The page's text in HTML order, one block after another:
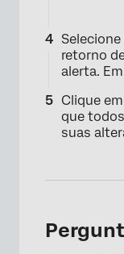
Selecione
retorno
alerta.
Clique em
que
suas